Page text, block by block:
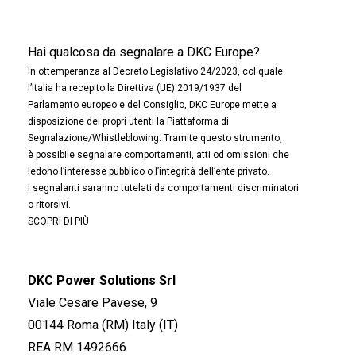
Hai qualcosa da segnalare a DKC Europe?
In ottemperanza al Decreto Legislativo 24/2023, col quale
l’Italia ha recepito la Direttiva (UE) 2019/1937 del
Parlamento europeo e del Consiglio, DKC Europe mette a
disposizione dei propri utenti la Piattaforma di
Segnalazione/Whistleblowing. Tramite questo strumento,
è possibile segnalare comportamenti, atti od omissioni che
ledono l’interesse pubblico o l’integrità dell’ente privato.
I segnalanti saranno tutelati da comportamenti discriminatori
o ritorsivi.
SCOPRI DI PIÙ
DKC Power Solutions Srl
Viale Cesare Pavese, 9
00144 Roma (RM) Italy (IT)
REA RM 1492666